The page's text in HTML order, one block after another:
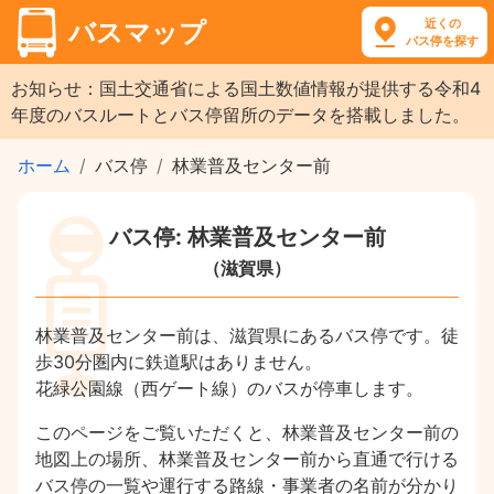
バスマップ
近くの
バス停を探す
お知らせ：国土交通省による国土数値情報が提供する令和4
年度のバスルートとバス停留所のデータを搭載しました。
ホーム バス停 林業普及センター前
バス停: 林業普及センター前
（滋賀県）
林業普及センター前は、滋賀県にあるバス停です。徒
歩30分圏内に鉄道駅はありません。
花緑公園線（西ゲート線）のバスが停車します。
このページをご覧いただくと、林業普及センター前の
地図上の場所、林業普及センター前から直通で行ける
バス停の一覧や運行する路線・事業者の名前が分かり